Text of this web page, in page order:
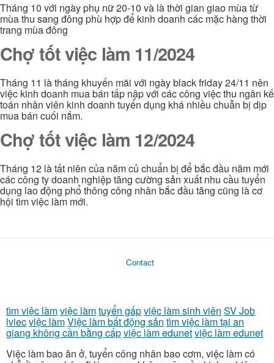
Tháng 10 với ngày phụ nữ 20-10 và là thời gian giao mùa từ
mùa thu sang đông phù hợp để kinh doanh các mặc hàng thời
trang mùa đông
Chợ tốt việc làm 11/2024
Tháng 11 là tháng khuyến mãi với ngày black friday 24/11 nên
việc kinh doanh mua bán tấp nập với các công việc thu ngân kế
toán nhân viên kinh doanh tuyển dụng khá nhiều chuẫn bị dịp
mua bán cuối nắm.
Chợ tốt việc làm 12/2024
Tháng 12 là tất niên của năm củ chuẩn bị để bắc đầu năm mới
các công ty doanh nghiệp tăng cường sản xuất nhu cầu tuyển
dụng lao động phổ thông công nhân bắc đầu tăng cũng là cơ
hội tìm việc làm mới.
Contact
tìm việc làmviệc làmtuyển gấpviệc làm sinh viên SV Job
lviecviệc làmViệc làm bất động sản tìm việc làm tại an
giang không cần bằng cấpviệc làm edunetviệc làm edunet
Việc làm bao ăn ở, tuyển công nhân bao cơm, việc làm có